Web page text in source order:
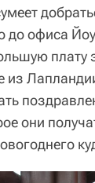
до офиса
плату
из
они